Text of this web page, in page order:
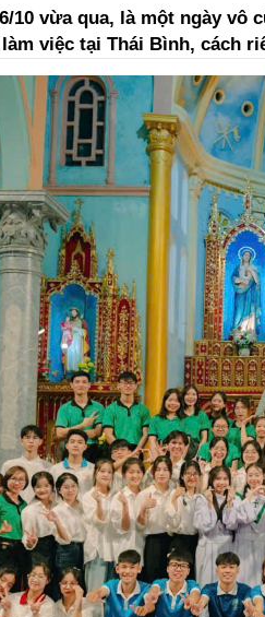
10 vừa qua, là một ngày vô
việc tại Thái Bình, cách